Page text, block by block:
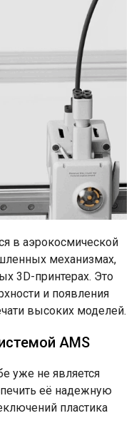
в аэрокосмической
механизмах,
3D-принтерах. Это
и появления
высоких моделей.
AMS
уже не является
её надежную
пластика